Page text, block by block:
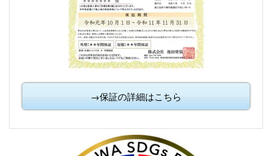
→保証の詳細はこちら